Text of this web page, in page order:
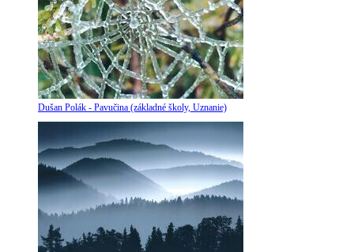
Dušan Polák - Pavučina (základné školy, Uznanie)